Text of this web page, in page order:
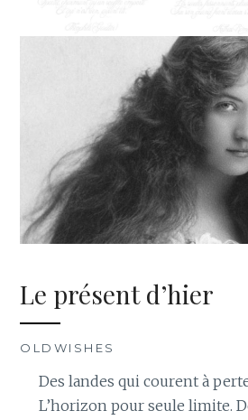
Le présent d’hier
OLDWISHES
Des landes qui courent à
L’horizon pour seule limite.